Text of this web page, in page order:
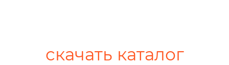
скачать каталог